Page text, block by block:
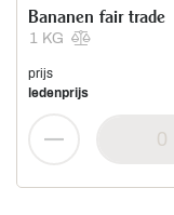
1 KG
Bananen fair trade
prijs
ledenprijs